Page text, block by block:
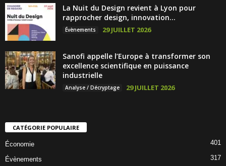
La Nuit du Design revient à Lyon pour
rapprocher design, innovation...
Évènements 29 JUILLET 2026
Sanofi appelle l’Europe à transformer son
excellence scientifique en puissance
industrielle
Analyse / Décryptage 29 JUILLET 2026
CATÉGORIE POPULAIRE
Économie 401
Évènements 317